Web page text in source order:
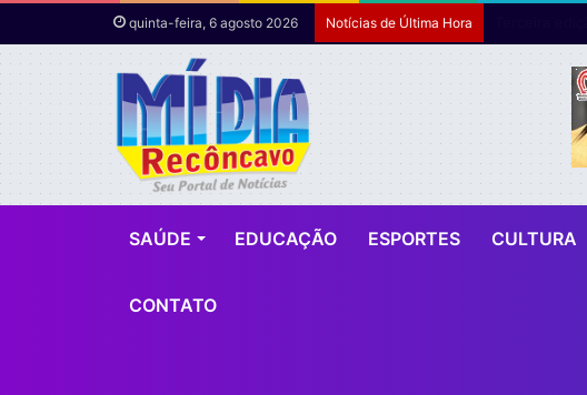
quinta-feira, 6 agosto 2026 Notícias de Última Hora
SAÚDE EDUCAÇÃO ESPORTES CULTURA
CONTATO